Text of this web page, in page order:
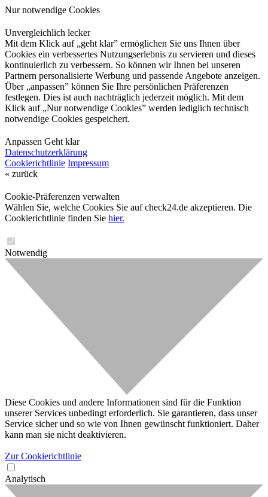
Nur notwendige Cookies
Unvergleichlich lecker
Mit dem Klick auf „geht klar” ermöglichen Sie uns Ihnen über
Cookies ein verbessertes Nutzungserlebnis zu servieren und dieses
kontinuierlich zu verbessern. So können wir Ihnen bei unseren
Partnern personalisierte Werbung und passende Angebote anzeigen.
Über „anpassen” können Sie Ihre persönlichen Präferenzen
festlegen. Dies ist auch nachträglich jederzeit möglich. Mit dem
Klick auf „Nur notwendige Cookies” werden lediglich technisch
notwendige Cookies gespeichert.
Anpassen Geht klar
Datenschutzerklärung
Cookierichtlinie Impressum
« zurück
Cookie-Präferenzen verwalten
Wählen Sie, welche Cookies Sie auf check24.de akzeptieren. Die
Cookierichtlinie finden Sie hier.
Notwendig
Diese Cookies und andere Informationen sind für die Funktion
unserer Services unbedingt erforderlich. Sie garantieren, dass unser
Service sicher und so wie von Ihnen gewünscht funktioniert. Daher
kann man sie nicht deaktivieren.
Zur Cookierichtlinie
Analytisch